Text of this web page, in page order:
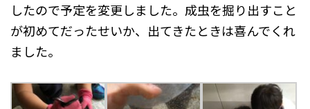
したので予定を変更しました。成虫を掘り出すこと
が初めてだったせいか、出てきたときは喜んでくれ
ました。